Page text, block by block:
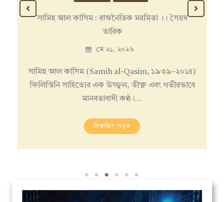
মাস্টার কর্নিইয়ের রহস্য । আলফঁস দোদে ।। ফরাসি
থেকে ভাষান্তর: আহমেদ সজীব
মে ১১, ২০২৬
ফ্রঁসে মামাই নামে একজন বৃদ্ধ বংশীবাদক মাঝে মাঝে
আমার এখানে মিষ্টি ওয়াইন পান করতে করতে…